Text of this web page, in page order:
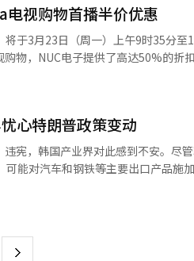
全球竞争力。” 李总统还指出：“资
剧变转化为共同繁荣的新机会。”
与数字化、绿色能源与贸易扩展等
矿物领域的合作，该项目由LS MnM
的贵金属回收工厂。 该工厂于2017
尔科的合资公司回收铜冶炼过程中
了附加值。 LS预计，随着人工智能
发掘从精炼到材料生产等供应链全方
基地。韩华提出参与智利海军的潜
。 在装甲车项目中，韩华也在考虑
台和大型语言模型（LLM）、应用服
国语言基础的LLM的经验与韩国的人
尽管伊朗战争等地缘政
油价上涨和供应不稳定可能导致的通货
长时间或进一步加息的预期。黄金作
虑加息。” 投资者正在关注本周即将公布的
视购物首播半价优惠
于3月23日（周一）上午9时35分
物，NUC电子提供了高达50%的折
5种优质益生菌的“酸奶发酵剂”30
只需按一个按钮即可制作健康的自
模式”可在4小时内完成酸奶制作，
多种发酵食品，应用广泛。NUC电
Alpha电视购物首播。对于考虑购
人工智能（AI）系统翻译与编辑。
心特朗普政策变动
宪，韩国产业界对此感到不安。尽
能对汽车和钢铁等主要出口产品施
济权力法（IEEPA）实施的互惠关税
得到缓解，但个别产品的关税率仍
税受损的企业的“关税退还”问题成为
下